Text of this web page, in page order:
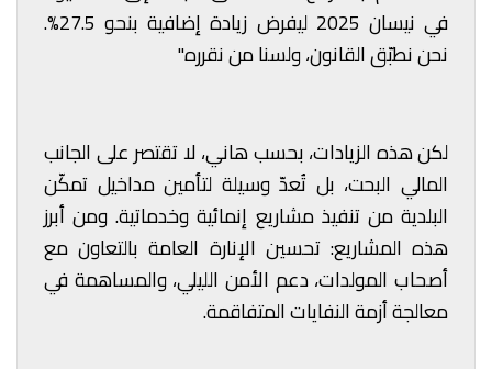
في نيسان 2025 ليفرض زيادة إضافية بنحو 27.5%.
نحن نطبّق القانون، ولسنا من نقرره."
لكن هذه الزيادات، بحسب هاني، لا تقتصر على الجانب
المالي البحت، بل تُعدّ وسيلة لتأمين مداخيل تمكّن
البلدية من تنفيذ مشاريع إنمائية وخدماتية. ومن أبرز
هذه المشاريع: تحسين الإنارة العامة بالتعاون مع
أصحاب المولدات، دعم الأمن الليلي، والمساهمة في
معالجة أزمة النفايات المتفاقمة.